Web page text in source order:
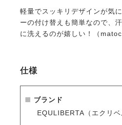
・涼しく快適なクールマックス
内部のインナーには機能性素
・サイズ調整ダイヤル機能
後部ダイヤルのサイズ調整機
ダイヤルの回転を硬めにする
軽量でスッキリデザインが気
ーの付け替えも簡単なので、
に洗えるのが嬉しい！（
仕様
ブランド
EQULIBERTA（エクリベ